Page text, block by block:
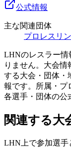
公式情報
主な関連団体
プロレスリ
LHNのレスラー情
りません。大会
する大会・団体・
報です。所属・プ
各選手・団体の公
関連する大
LHN上で参加選手